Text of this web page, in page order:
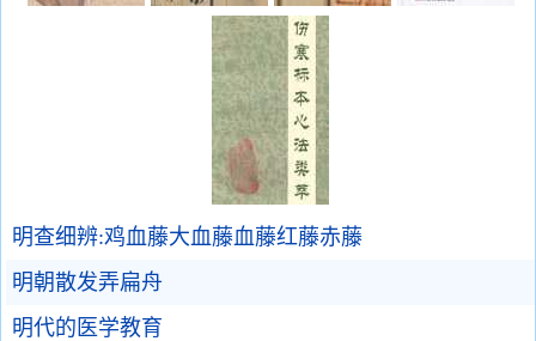
明查细辨:鸡血藤大血藤血藤红藤赤藤
明朝散发弄扁舟
明代的医学教育